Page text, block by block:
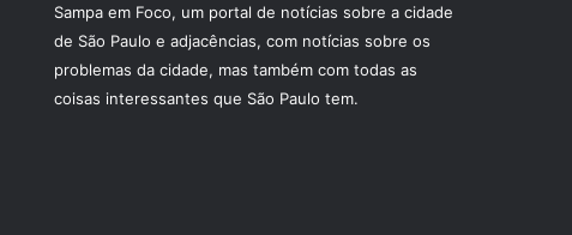
Sampa em Foco, um portal de notícias sobre a cidade
de São Paulo e adjacências, com notícias sobre os
problemas da cidade, mas também com todas as
coisas interessantes que São Paulo tem.